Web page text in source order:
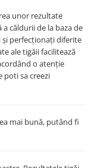
unor rezultate
căldurii de la baza de
perfecționați diferite
ale tigăii facilitează
o atenție
poti sa creezi
mai bună, putând fi